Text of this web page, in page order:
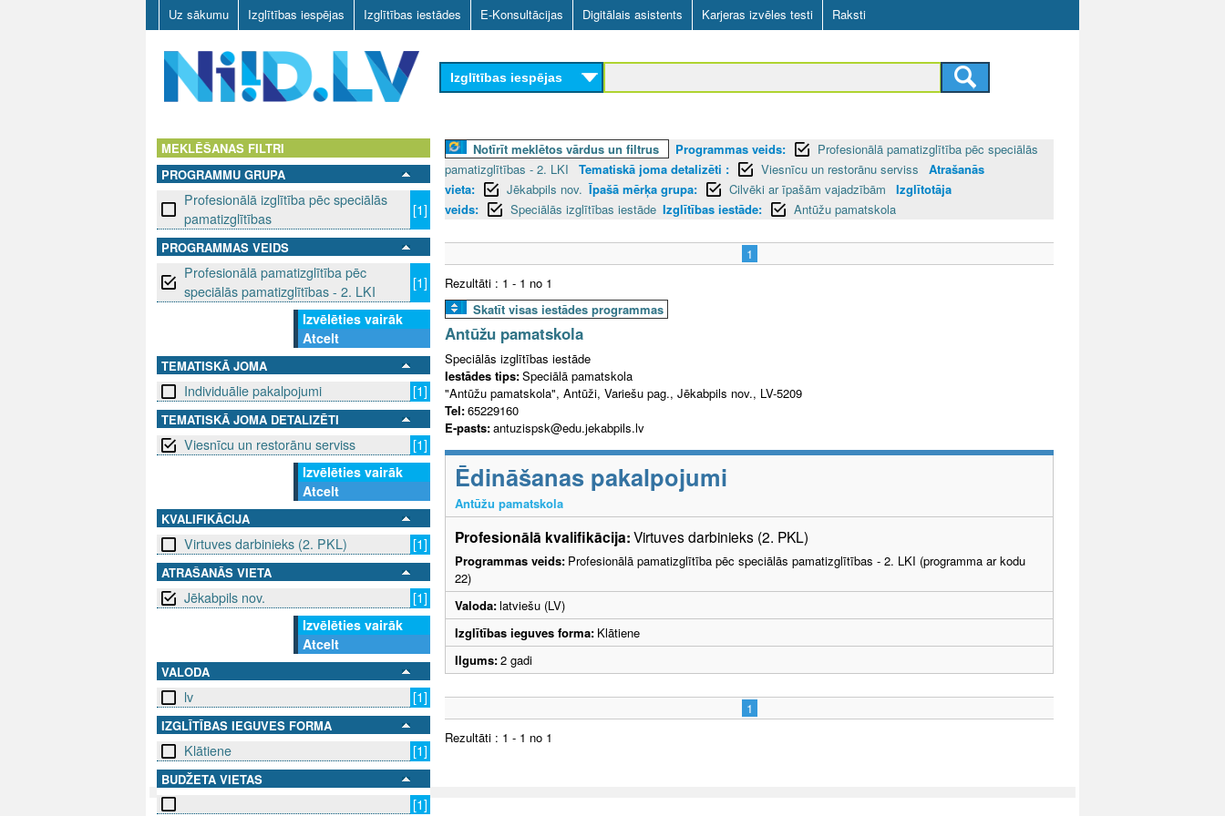
Skip
to
main
content
Uz sākumu Izglītības iespējas Izglītības iestādes E-Konsultācijas Digitālais asistents Karjeras izvēles testi Raksti
D
L
Izglītības iespējas
MEKLĒŠANAS FILTRI
PROGRAMMU GRUPA
Profesionālā izglītība pēc speciālās
pamatizglītības
[1]
PROGRAMMAS VEIDS
Profesionālā pamatizglītība pēc
speciālās pamatizglītības - 2. LKI
[1]
Izvēlēties vairāk
Atcelt
TEMATISKĀ JOMA
Individuālie pakalpojumi [1]
TEMATISKĀ JOMA DETALIZĒTI
Viesnīcu un restorānu serviss
[1]
Izvēlēties vairāk
Atcelt
KVALIFIKĀCIJA
Virtuves darbinieks (2. PKL) [1]
ATRAŠANĀS VIETA
Jēkabpils nov.
[1]
Izvēlēties vairāk
Atcelt
VALODA
lv [1]
IZGLĪTĪBAS IEGUVES FORMA
Klātiene [1]
BUDŽETA VIETAS
[1]
Notīrīt meklētos vārdus un filtrus Programmas veids:
Profesionālā pamatizglītība pēc speciālās
pamatizglītības - 2. LKI
Tematiskā joma detalizēti : Viesnīcu un restorānu serviss
Atrašanās
vieta:
Jēkabpils nov. Īpašā mērķa grupa: Cilvēki ar īpašām vajadzībām
Izglītotāja
veids:
Speciālās izglītības iestāde Izglītības iestāde: Antūžu pamatskola
1
Rezultāti : 1 - 1 no 1
Skatīt visas iestādes programmas
Antūžu pamatskola
Speciālās izglītības iestāde
Iestādes tips:Speciālā pamatskola
"Antūžu pamatskola", Antūži, Variešu pag., Jēkabpils nov., LV-5209
Tel:65229160
E-pasts:antuzispsk@edu.jekabpils.lv
Ēdināšanas pakalpojumi
Antūžu pamatskola
Profesionālā kvalifikācija:Virtuves darbinieks (2. PKL)
Programmas veids: Profesionālā pamatizglītība pēc speciālās pamatizglītības - 2. LKI (programma ar kodu
22)
Valoda:latviešu (LV)
Izglītības ieguves forma: Klātiene
Ilgums:2 gadi
1
Rezultāti : 1 - 1 no 1